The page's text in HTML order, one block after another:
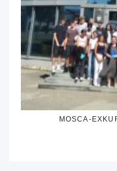
MOSCA-